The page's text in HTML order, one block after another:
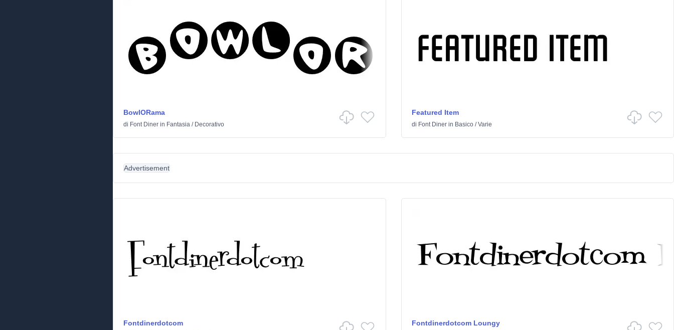
BowlORama
di Font Diner in Fantasia / Decorativo
Featured Item
di Font Dinerin Basico/Varie
Advertisement
Fontdinerdotcom Fontdinerdotcom Loungy